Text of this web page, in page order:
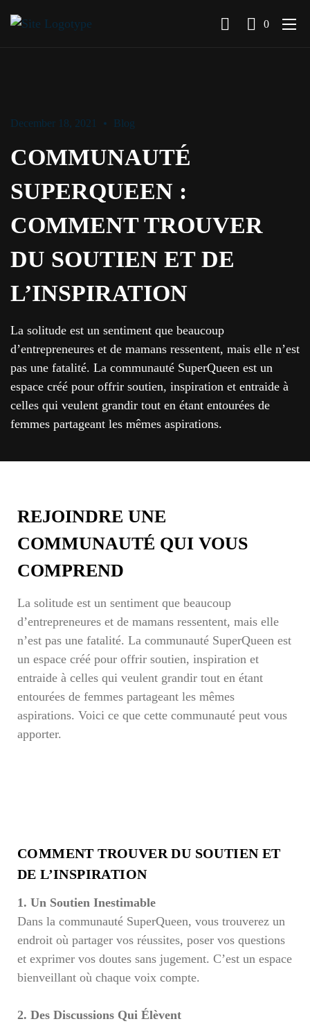
0
December 18, 2021 Blog
COMMUNAUTÉ
SUPERQUEEN :
COMMENT TROUVER
DU SOUTIEN ET DE
L’INSPIRATION
La solitude est un sentiment que beaucoup
d’entrepreneures et de mamans ressentent, mais elle n’est
pas une fatalité. La communauté SuperQueen est un
espace créé pour offrir soutien, inspiration et entraide à
celles qui veulent grandir tout en étant entourées de
femmes partageant les mêmes aspirations.
REJOINDRE UNE
COMMUNAUTÉ QUI VOUS
COMPREND
La solitude est un sentiment que beaucoup
d’entrepreneures et de mamans ressentent, mais elle
n’est pas une fatalité. La communauté SuperQueen est
un espace créé pour offrir soutien, inspiration et
entraide à celles qui veulent grandir tout en étant
entourées de femmes partageant les mêmes
aspirations. Voici ce que cette communauté peut vous
apporter.
COMMENT TROUVER DU SOUTIEN ET
DE L’INSPIRATION
1. Un Soutien Inestimable
Dans la communauté SuperQueen, vous trouverez un
endroit où partager vos réussites, poser vos questions
et exprimer vos doutes sans jugement. C’est un espace
bienveillant où chaque voix compte.
2. Des Discussions Qui Élèvent
LOG IN